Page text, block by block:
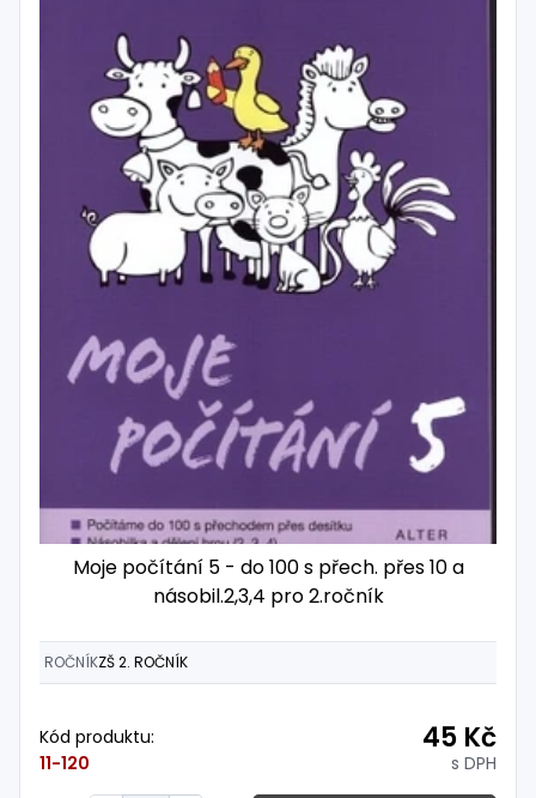
Moje počítání 5 - do 100 s přech. přes 10 a
násobil.2,3,4 pro 2.ročník
ROČNÍKZŠ 2. ROČNÍK
Kód produktu:
11-120
45 Kč
s DPH